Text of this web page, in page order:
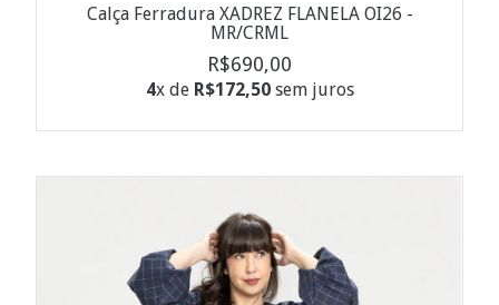
Calça Ferradura XADREZ FLANELA OI26 -
MR/CRML
R$690,00
4x de R$172,50sem juros